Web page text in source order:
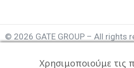
© 2026 GATE GROUP – All rights
Χρησιμοποιούμε τις